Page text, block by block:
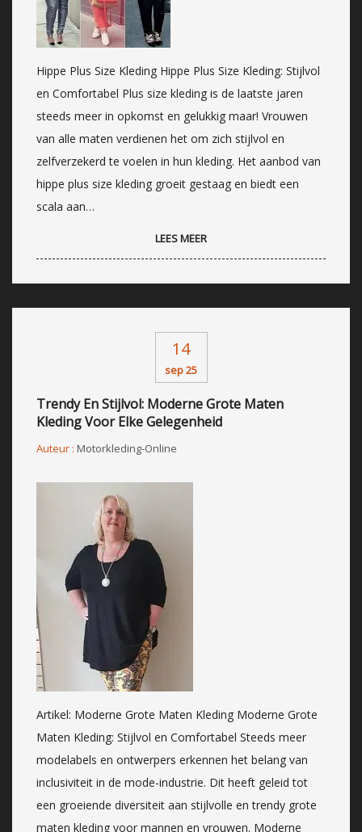
Hippe Plus Size Kleding Hippe Plus Size Kleding: Stijlvol
en Comfortabel Plus size kleding is de laatste jaren
steeds meer in opkomst en gelukkig maar! Vrouwen
van alle maten verdienen het om zich stijlvol en
zelfverzekerd te voelen in hun kleding. Het aanbod van
hippe plus size kleding groeit gestaag en biedt een
scala aan…
LEES MEER
14
sep 25
Trendy En Stijlvol: Moderne Grote Maten
Kleding Voor Elke Gelegenheid
Auteur : Motorkleding-Online
Artikel: Moderne Grote Maten Kleding Moderne Grote
Maten Kleding: Stijlvol en Comfortabel Steeds meer
modelabels en ontwerpers erkennen het belang van
inclusiviteit in de mode-industrie. Dit heeft geleid tot
een groeiende diversiteit aan stijlvolle en trendy grote
maten kleding voor mannen en vrouwen. Moderne